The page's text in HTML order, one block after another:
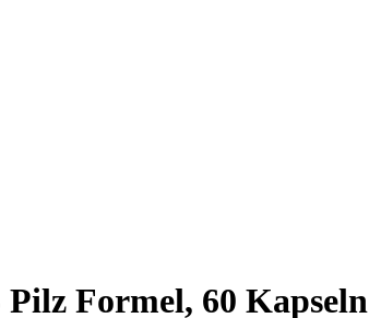
Formel, 60 Kapseln